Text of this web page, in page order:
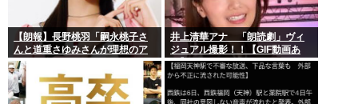
【朗報】長野桃羽「嗣永桃子さ
んと道重さゆみさんが理想のア
イドル像」
井上清華アナ 「朗読劇」ヴィ
ジュアル撮影！！【GIF動画あ
り】